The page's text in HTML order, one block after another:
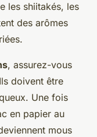
les shiitakés, les
des arômes
, assurez-vous
doivent être
Une fois
en papier au
mous